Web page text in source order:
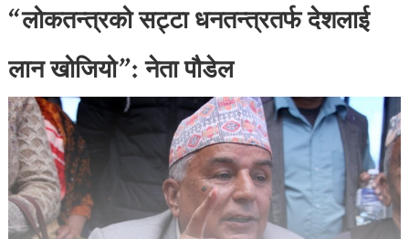
“लोकतन्त्रको सट्टा धनतन्त्रतर्फ देशलाई
लान खोजियो”: नेता पौडेल